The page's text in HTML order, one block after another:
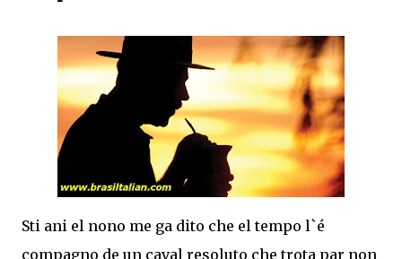
Sti ani el nono me ga dito che el tempo l`é
compagno de un caval resoluto che trota par non